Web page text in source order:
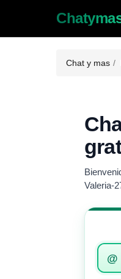
Chat y mas
Valeria-
apodo
@